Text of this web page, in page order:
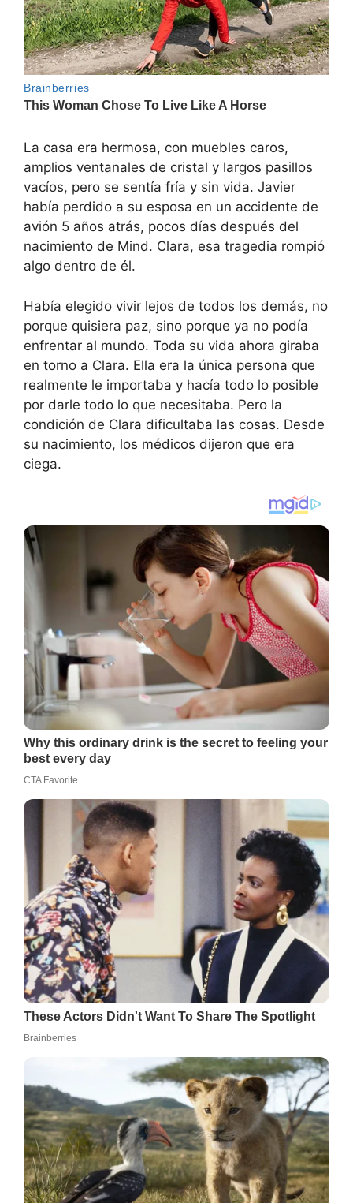
La casa era hermosa, con muebles caros,
amplios ventanales de cristal y largos pasillos
vacíos, pero se sentía fría y sin vida. Javier
había perdido a su esposa en un accidente de
avión 5 años atrás, pocos días después del
nacimiento de Mind. Clara, esa tragedia rompió
algo dentro de él.
Había elegido vivir lejos de todos los demás, no
porque quisiera paz, sino porque ya no podía
enfrentar al mundo. Toda su vida ahora giraba
en torno a Clara. Ella era la única persona que
realmente le importaba y hacía todo lo posible
por darle todo lo que necesitaba. Pero la
condición de Clara dificultaba las cosas. Desde
su nacimiento, los médicos dijeron que era
ciega.